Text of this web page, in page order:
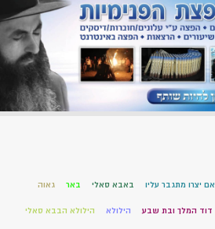
אם יצרו מתגבר עליו באבא סאלי באר גאוה
דוד המלך ובת שבע הילולא הילולא הבבא סאלי